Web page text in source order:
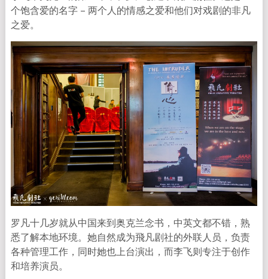
个饱含爱的名字 – 两个人的情感之爱和他们对戏剧的非凡
之爱。
罗凡十几岁就从中国来到奥克兰念书，中英文都不错，熟
悉了解本地环境。她自然成为飛凡剧社的外联人员，负责
各种管理工作，同时她也上台演出，而李飞则专注于创作
和培养演员。